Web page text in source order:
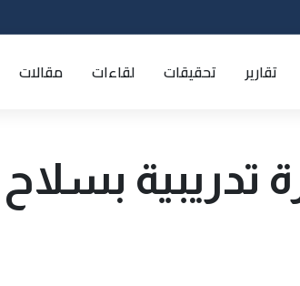
تقارير تحقيقات لقاءات مقالات
تدريبية بسلاح